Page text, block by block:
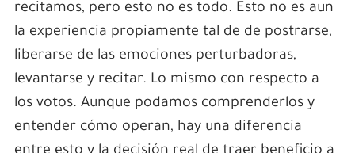
recitamos, pero esto no es todo. Esto no es aun
la experiencia propiamente tal de de postrarse,
liberarse de las emociones perturbadoras,
levantarse y recitar. Lo mismo con respecto a
los votos. Aunque podamos comprenderlos y
entender cómo operan, hay una diferencia